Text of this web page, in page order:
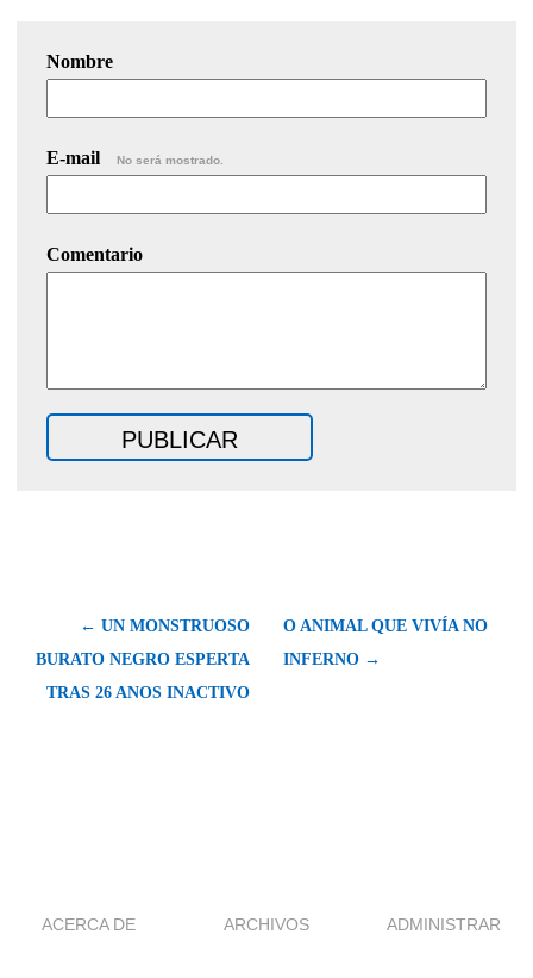
Nombre
E-mail No será mostrado.
Comentario
← UN MONSTRUOSO
BURATO NEGRO ESPERTA
TRAS 26 ANOS INACTIVO
O ANIMAL QUE VIVÍA NO
INFERNO →
ACERCA DE ARCHIVOS ADMINISTRAR